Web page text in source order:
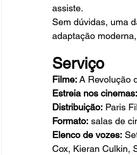
assiste.
Sem dúvidas, uma
adaptação
Serviço
Filme: A Revolução
Estreia nos cinemas:
Distribuição: Paris
Formato: salas de
Elenco de vozes:
Cox, Kieran Culkin,